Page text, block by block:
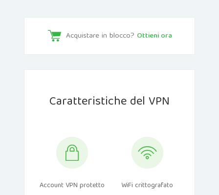
Acquistare in blocco? Ottieni ora
Caratteristiche del VPN
Account VPN protetto WiFi crittografato